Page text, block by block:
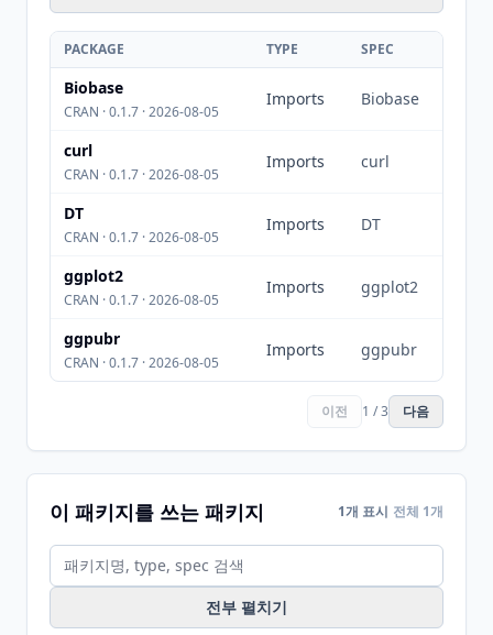
PACKAGE TYPE SPEC
Biobase
CRAN · 0.1.7 · 2026-08-05
Imports Biobase
curl
CRAN · 0.1.7 · 2026-08-05
Imports curl
DT
CRAN · 0.1.7 · 2026-08-05
Imports DT
ggplot2
CRAN · 0.1.7 · 2026-08-05
Imports ggplot2
ggpubr
CRAN · 0.1.7 · 2026-08-05
Imports ggpubr
이전 1 / 3 다음
이 패키지를 쓰는 패키지 1개 표시 전체 1개
전부 펼치기